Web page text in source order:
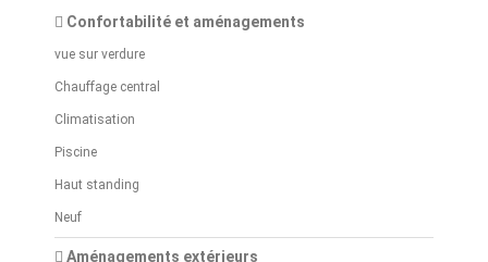
Confortabilité et aménagements
vue sur verdure
Chauffage central
Climatisation
Piscine
Haut standing
Neuf
Aménagements extérieurs